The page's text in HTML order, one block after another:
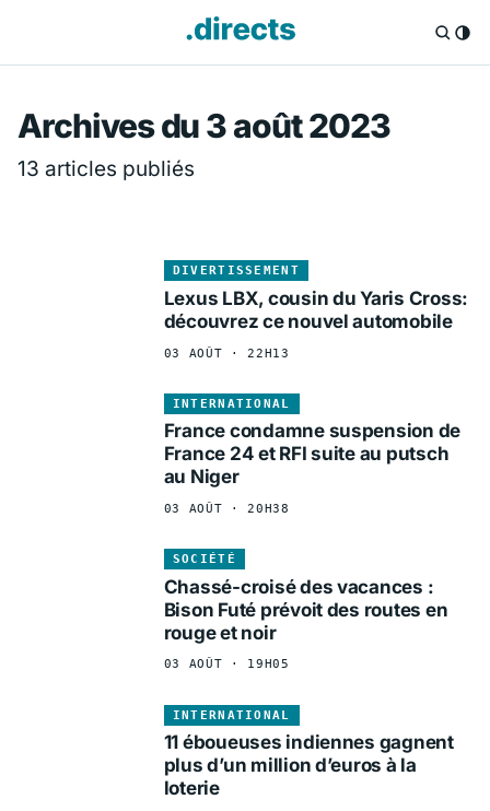
Directs.fr —
Archives du 3 août 2023
13 articles publiés
DIVERTISSEMENT
Lexus LBX, cousin du Yaris Cross:
découvrez ce nouvel automobile
03 AOÛT · 22H13
INTERNATIONAL
France condamne suspension de
France 24 et RFI suite au putsch
au Niger
03 AOÛT · 20H38
SOCIÉTÉ
Chassé-croisé des vacances :
Bison Futé prévoit des routes en
rouge et noir
03 AOÛT · 19H05
INTERNATIONAL
11 éboueuses indiennes gagnent
plus d’un million d’euros à la
loterie